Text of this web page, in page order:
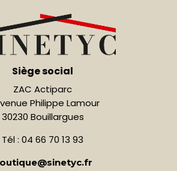
Siège social
ZAC Actiparc
Philippe Lamour
30230 Bouillargues
Tél : 04 66 70 13 93